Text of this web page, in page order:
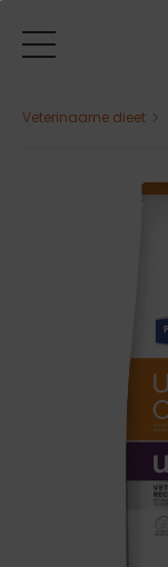
Veterinaarne dieet